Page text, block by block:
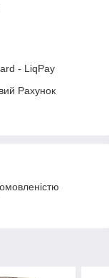
- LiqPay
Рахунок